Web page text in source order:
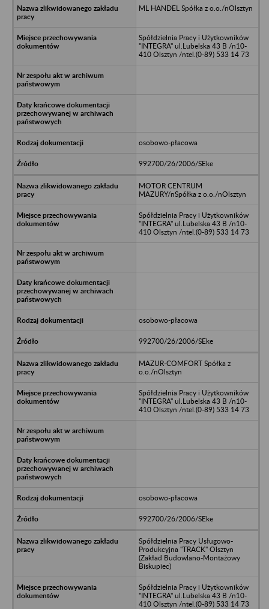
ML HANDEL Spółka z o.o./nOlsztyn
Spółdzielnia Pracy i Użytkowników
"INTEGRA" ul.Lubelska 43 B /n10-
410 Olsztyn /ntel.(0-89) 533 14 73
osobowo-płacowa
992700/26/2006/SEke
MOTOR CENTRUM
MAZURY/nSpółka z o.o./nOlsztyn
Spółdzielnia Pracy i Użytkowników
"INTEGRA" ul.Lubelska 43 B /n10-
410 Olsztyn /ntel.(0-89) 533 14 73
osobowo-płacowa
992700/26/2006/SEke
MAZUR-COMFORT Spółka z
o.o./nOlsztyn
Spółdzielnia Pracy i Użytkowników
"INTEGRA" ul.Lubelska 43 B /n10-
410 Olsztyn /ntel.(0-89) 533 14 73
osobowo-płacowa
992700/26/2006/SEke
Spółdzielnia Pracy Usługowo-
Produkcyjna "TRACK" Olsztyn
(Zakład Budowlano-Montażowy
Biskupiec)
Spółdzielnia Pracy i Użytkowników
"INTEGRA" ul.Lubelska 43 B /n10-
410 Olsztyn /ntel.(0-89) 533 14 73